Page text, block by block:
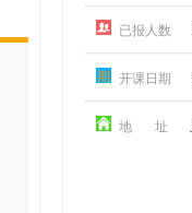
已报人数
期 开课日期
地 址